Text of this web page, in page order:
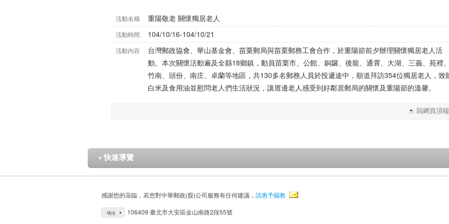
活動名稱 重陽敬老 關懷獨居老人
活動時間 104/10/16-104/10/21
活動內容
台灣郵政協會、華山基金會、苗栗郵局與苗栗郵務工會合作，於重陽節前夕辦理關懷獨居老人活
動。本次關懷活動遍及全縣18鄉鎮，動員苗栗市、公館、銅鑼、後龍、通霄、大湖、三義、苑裡
竹南、頭份、南庄、卓蘭等地區，共130多名郵務人員於投遞途中，順道拜訪354位獨居老人，致
白米及食用油並慰問老人們生活狀況，讓厝邊老人感受到好鄰居郵局的關懷及重陽節的溫馨。
回網頁頂端
▼ 快速導覽
感謝您的蒞臨，若您對中華郵政(股)公司服務有任何建議， 請惠予賜教
地址 106409 臺北市大安區金山南路2段55號